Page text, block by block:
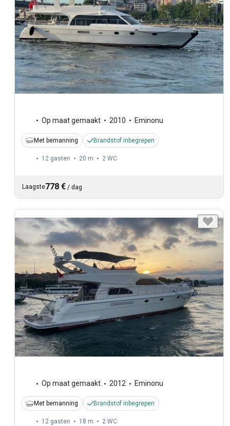
Op maat gemaakt 2010 Eminonu
Met bemanning Brandstof inbegrepen
12 gasten 20 m 2 WC
Laagste778 € / dag
Op maat gemaakt 2012 Eminonu
Met bemanning Brandstof inbegrepen
12 gasten 18 m 2 WC